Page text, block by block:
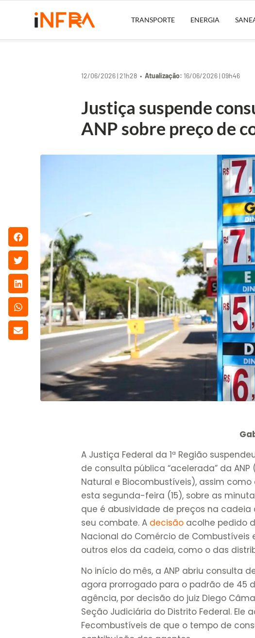
TRANSPORTE ENERGIA
12/06/2026 | 21h28 •Atualização: 16/06/2026 | 09h46
Justiça suspende
ANP sobre preço de
A Justiça Federal da 1ª Região
de consulta pública “acelerada” da
Natural e Biocombustíveis), assim
esta segunda-feira (15), sobre as
que é abusividade de preços na
seu combate. A decisão acolhe pedido
Nacional do Comércio de
outros elos da cadeia, como o das
No início do mês, a ANP abriu consulta
agora prorrogado para o padrão de 45
agência, por decisão do juiz Diego
Seção Judiciária do Distrito Federal. Ele
Fecombustíveis de que o tempo de